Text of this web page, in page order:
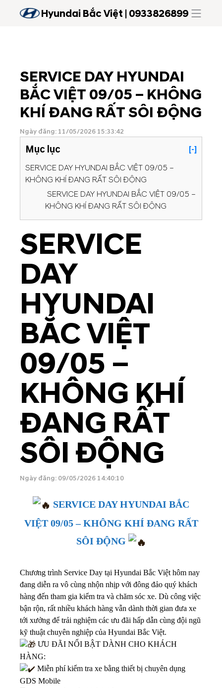
Hyundai Bắc Việt | 0933826899
SERVICE DAY HYUNDAI
BẮC VIỆT 09/05 – KHÔNG
KHÍ ĐANG RẤT SÔI ĐỘNG
Ngày đăng: 11/05/2026 15:33:42
Mục lục
[-]
SERVICE DAY HYUNDAI BẮC VIỆT 09/05 –
KHÔNG KHÍ ĐANG RẤT SÔI ĐỘNG
SERVICE DAY HYUNDAI BẮC VIỆT 09/05 –
KHÔNG KHÍ ĐANG RẤT SÔI ĐỘNG
SERVICE
DAY
HYUNDAI
BẮC VIỆT
09/05 –
KHÔNG KHÍ
ĐANG RẤT
SÔI ĐỘNG
Ngày đăng: 09/05/2026 14:40:10
SERVICE DAY HYUNDAI BẮC
VIỆT 09/05 – KHÔNG KHÍ ĐANG RẤT
SÔI ĐỘNG
Chương trình Service Day tại Hyundai Bắc Việt hôm nay
đang diễn ra vô cùng nhộn nhịp với đông đảo quý khách
hàng đến tham gia kiểm tra và chăm sóc xe. Dù công việc
bận rộn, rất nhiều khách hàng vẫn dành thời gian đưa xe
tới xưởng để trải nghiệm các ưu đãi hấp dẫn cùng đội ngũ
kỹ thuật chuyên nghiệp của Hyundai Bắc Việt.
ƯU ĐÃI NỔI BẬT DÀNH CHO KHÁCH
HÀNG:
Miễn phí kiểm tra xe bằng thiết bị chuyên dụng
GDS Mobile